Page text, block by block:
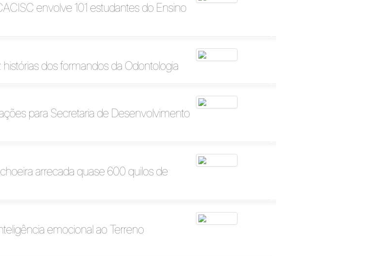
envolve 101 estudantes do Ensino
dos formandos da Odontologia
para Secretaria de Desenvolvimento
arrecada quase 600 quilos de
emocional ao Terreno